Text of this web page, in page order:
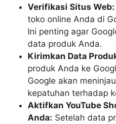
Verifikasi Situs Web:
toko online Anda di
Ini penting agar
data produk Anda.
Kirimkan Data
produk Anda ke
Google akan
kepatuhan terhadap
Aktifkan YouTube
Anda: Setelah data